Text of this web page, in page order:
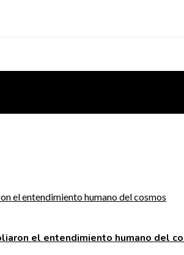
el entendimiento humano del